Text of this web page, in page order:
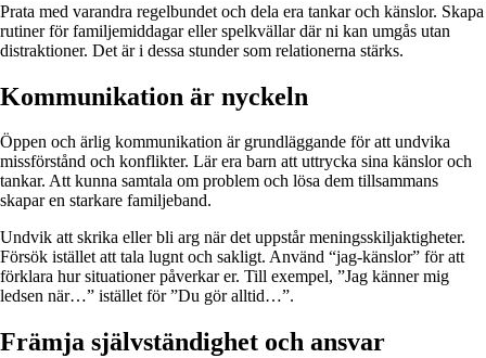
Prata med varandra regelbundet och dela era tankar och känslor. Skapa
rutiner för familjemiddagar eller spelkvällar där ni kan umgås utan
distraktioner. Det är i dessa stunder som relationerna stärks.
Kommunikation är nyckeln
Öppen och ärlig kommunikation är grundläggande för att undvika
missförstånd och konflikter. Lär era barn att uttrycka sina känslor och
tankar. Att kunna samtala om problem och lösa dem tillsammans
skapar en starkare familjeband.
Undvik att skrika eller bli arg när det uppstår meningsskiljaktigheter.
Försök istället att tala lugnt och sakligt. Använd “jag-känslor” för att
förklara hur situationer påverkar er. Till exempel, ”Jag känner mig
ledsen när…” istället för ”Du gör alltid…”.
Främja självständighet och ansvar